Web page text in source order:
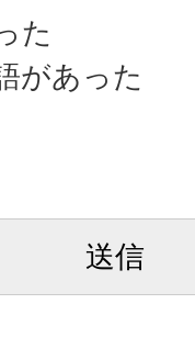
た
があった